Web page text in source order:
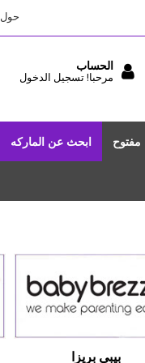
حول
مفتوح ابحث عن الماركه
الحساب
مرحبا! تسجيل الدخول
بيبي بريزا